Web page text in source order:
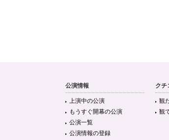
公演情報
上演中の公演
もうすぐ開幕の公演
公演一覧
公演情報の登録
クチ
観
観